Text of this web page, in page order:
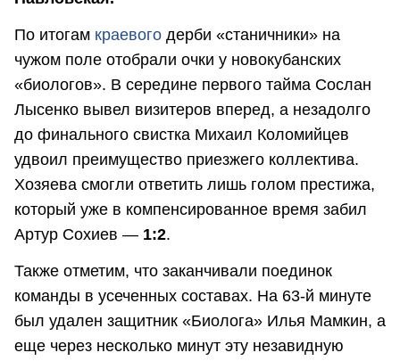
По итогам краевого дерби «станичники» на
чужом поле отобрали очки у новокубанских
«биологов». В середине первого тайма Сослан
Лысенко вывел визитеров вперед, а незадолго
до финального свистка Михаил Коломийцев
удвоил преимущество приезжего коллектива.
Хозяева смогли ответить лишь голом престижа,
который уже в компенсированное время забил
Артур Сохиев — 1:2.
Также отметим, что заканчивали поединок
команды в усеченных составах. На 63-й минуте
был удален защитник «Биолога» Илья Мамкин, а
еще через несколько минут эту незавидную